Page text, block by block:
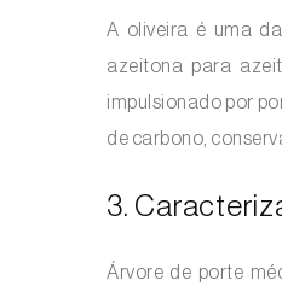
A oliveira é uma
azeitona para
impulsionado por
de carbono,
3.
Árvore de porte